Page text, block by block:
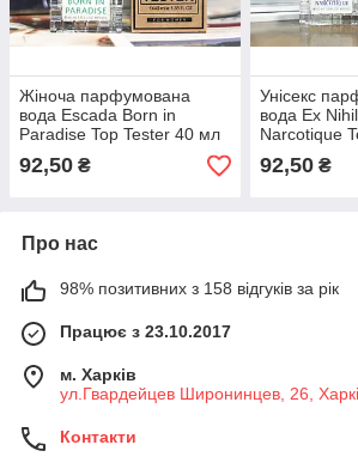
Жіноча парфумована
вода Escada Born in
Paradise Top Tester 40 мл
92,50 ₴
Унісекс
вода Ex
Narcotique
92,50₴
Про нас
98% позитивних з 158 відгуків за рік
Працює з 23.10.2017
м. Харків
ул.Гвардейцев Широнинцев, 26,
Контакти